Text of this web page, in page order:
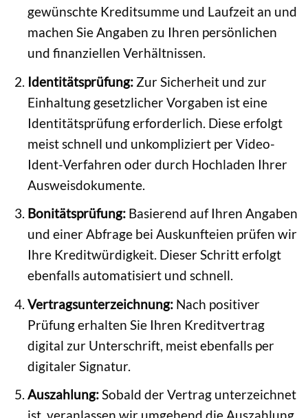
gewünschte Kreditsumme und Laufzeit an und
machen Sie Angaben zu Ihren persönlichen
und finanziellen Verhältnissen.
Identitätsprüfung:Zur Sicherheit und zur
Einhaltung gesetzlicher Vorgaben ist eine
Identitätsprüfung erforderlich. Diese erfolgt
meist schnell und unkompliziert per Video-
Ident-Verfahren oder durch Hochladen Ihrer
Ausweisdokumente.
Bonitätsprüfung:Basierend auf Ihren Angaben
und einer Abfrage bei Auskunfteien prüfen wir
Ihre Kreditwürdigkeit. Dieser Schritt erfolgt
ebenfalls automatisiert und schnell.
Vertragsunterzeichnung:Nach positiver
Prüfung erhalten Sie Ihren Kreditvertrag
digital zur Unterschrift, meist ebenfalls per
digitaler Signatur.
Auszahlung:Sobald der Vertrag unterzeichnet